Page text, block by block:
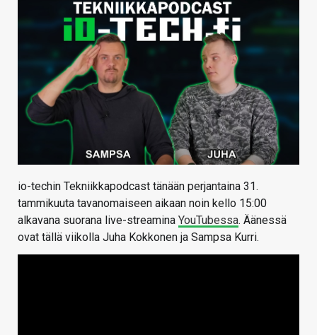
VAIHDA TEEMA
HAKU
io-techin Tekniikkapodcast tänään perjantaina 31.
tammikuuta tavanomaiseen aikaan noin kello 15:00
alkavana suorana live-streamina YouTubessa. Äänessä
ovat tällä viikolla Juha Kokkonen ja Sampsa Kurri.